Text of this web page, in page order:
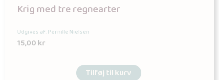
Krig med tre regnearter
Udgives af: Pernille Nielsen
15,00kr
Tilføj til kurv